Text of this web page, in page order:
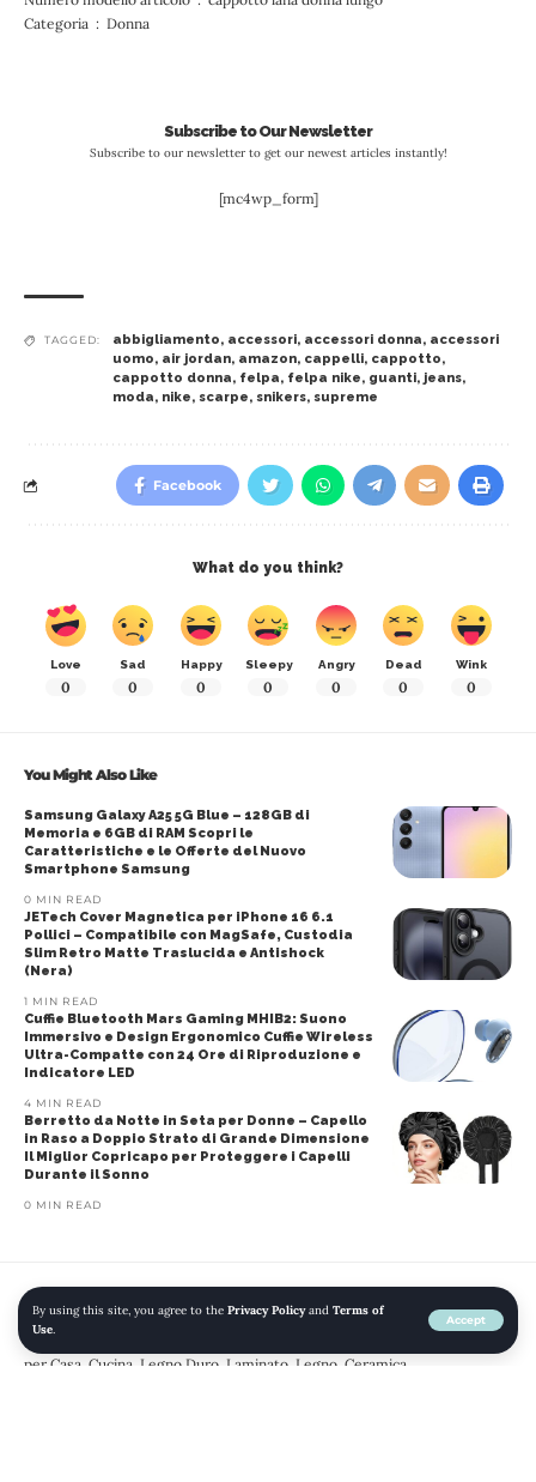
By using this site, you agree to the Privacy Policyand Terms of
Use.
Accept
Categoria ‏ : ‎ Donna
Subscribe to Our Newsletter
Subscribe to our newsletter to get our newest articles instantly!
[mc4wp_form]
TAGGED: abbigliamento, accessori, accessori donna, accessori
uomo, air jordan, amazon, cappelli, cappotto,
cappotto donna, felpa, felpa nike, guanti, jeans,
moda, nike, scarpe, snikers, supreme
Facebook
What do you think?
Love
0
Sad
0
Happy
0
Sleepy
0
Angry
0
Dead
0
Wink
0
You Might Also Like
Samsung Galaxy A25 5G Blue – 128GB di
Memoria e 6GB di RAM Scopri le
Caratteristiche e le Offerte del Nuovo
Smartphone Samsung
0 MIN READ
JETech Cover Magnetica per iPhone 16 6.1
Pollici – Compatibile con MagSafe, Custodia
Slim Retro Matte Traslucida e Antishock
(Nera)
1 MIN READ
Cuffie Bluetooth Mars Gaming MHIB2: Suono
Immersivo e Design Ergonomico Cuffie Wireless
Ultra-Compatte con 24 Ore di Riproduzione e
Indicatore LED
4 MIN READ
Berretto da Notte in Seta per Donne – Capello
in Raso a Doppio Strato di Grande Dimensione
Il Miglior Copricapo per Proteggere i Capelli
Durante il Sonno
0 MIN READ
Home» Blog »Scopa Lavapavimenti a Spruzzo, MEXERRIS Spray Mop
Microfibra Mocio Pavimenti Professionale con 3 Cuscinetti Riutilizzabili
per Casa, Cucina, Legno Duro, Laminato, Legno, Ceramica